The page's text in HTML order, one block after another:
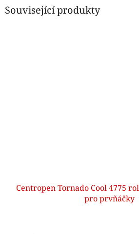
Související produkty
Centropen Tornado Cool 4775
pro prvňáčky